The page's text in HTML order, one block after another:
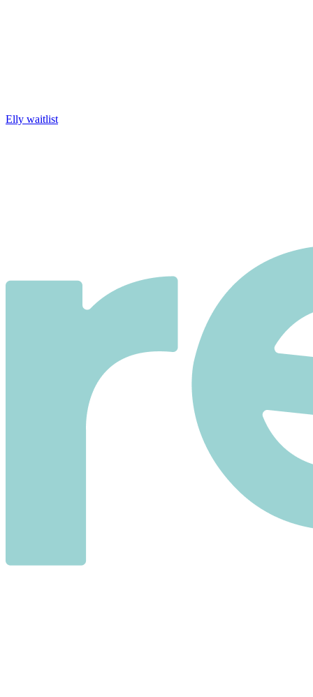
Elly waitlist